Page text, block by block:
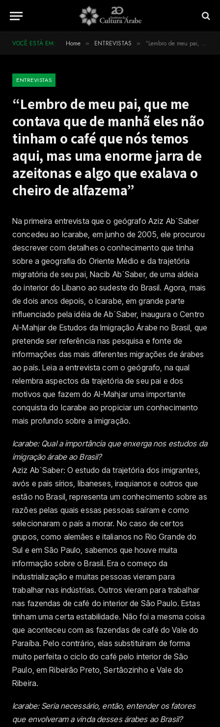
VOCÊ ESTÁ EM: Home » ENTREVISTAS » “Lembro de meu pai, que me contava que de manhã eles não tinham o café que nós temos aqui, mas uma enorme jarra de azeitonas e algo que exalava o cheiro de alfazema”
ENTREVISTAS
“Lembro de meu pai, que me
contava que de manhã eles não
tinham o café que nós temos
aqui, mas uma enorme jarra de
azeitonas e algo que exalava o
cheiro de alfazema”
Na primeira entrevista que o geógrafo Aziz Ab´Saber
concedeu ao Icarabe, em junho de 2005, ele procurou
descrever com detalhes o conhecimento que tinha
sobre a geografia do Oriente Médio e da trajetória
migratória de seu pai, Nacib Ab´Saber, de uma aldeia
do interior do Líbano ao sudeste do Brasil. Agora, mais
de dois anos depois, o Icarabe, em grande parte
influenciado pela idéia de Ab´Saber, inaugura o Centro
Al-Mahjar de Estudos da Imigração Árabe no Brasil, que
pretende ser referência nas pesquisa e fonte de
informações das mais diferentes migrações de árabes
ao país. Leia a entrevista com o geógrafo, na qual
relembra aspectos da trajetória de seu pai e dos
motivos que fazem do Al-Mahjar uma importante
conquista do Icarabe ao propiciar um conhecimento
mais profundo sobre a imigração.
Icarabe: Qual a importância que enxerga nos estudos da
imigração árabe ao Brasil?
Aziz Ab´Saber: O estudo da trajetória dos imigrantes,
avós e pais sírios, libaneses, iraquianos e outros que
estão no Brasil, representa um conhecimento sobre as
razões pelas quais essas pessoas saíram e como
selecionaram o país a morar. No caso de certos
grupos, como alemães e italianos no Rio Grande do
Sul e em São Paulo, sabemos que houve muita
informação sobre o Brasil. Era o começo da
industrialização e muitas pessoas vieram para
trabalhar nas indústrias. Outros vieram para trabalhar
nas fazendas de café do interior de São Paulo. Estas
tinham uma certa estabilidade. Não foi a mesma coisa
que aconteceu com as fazendas de café do Vale do
Paraíba. Pelo contrário, elas substituíram de forma
muito perfeita o ciclo do café pelo interior de São
Paulo, em Ribeirão Preto, Sertãozinho e Vale do
Ribeira.
Icarabe: Seria necessário, então, entender os fatores
que envolveram a vinda desses árabes ao Brasil?